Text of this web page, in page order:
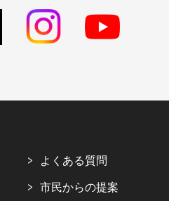
よくある質問
市民からの提案